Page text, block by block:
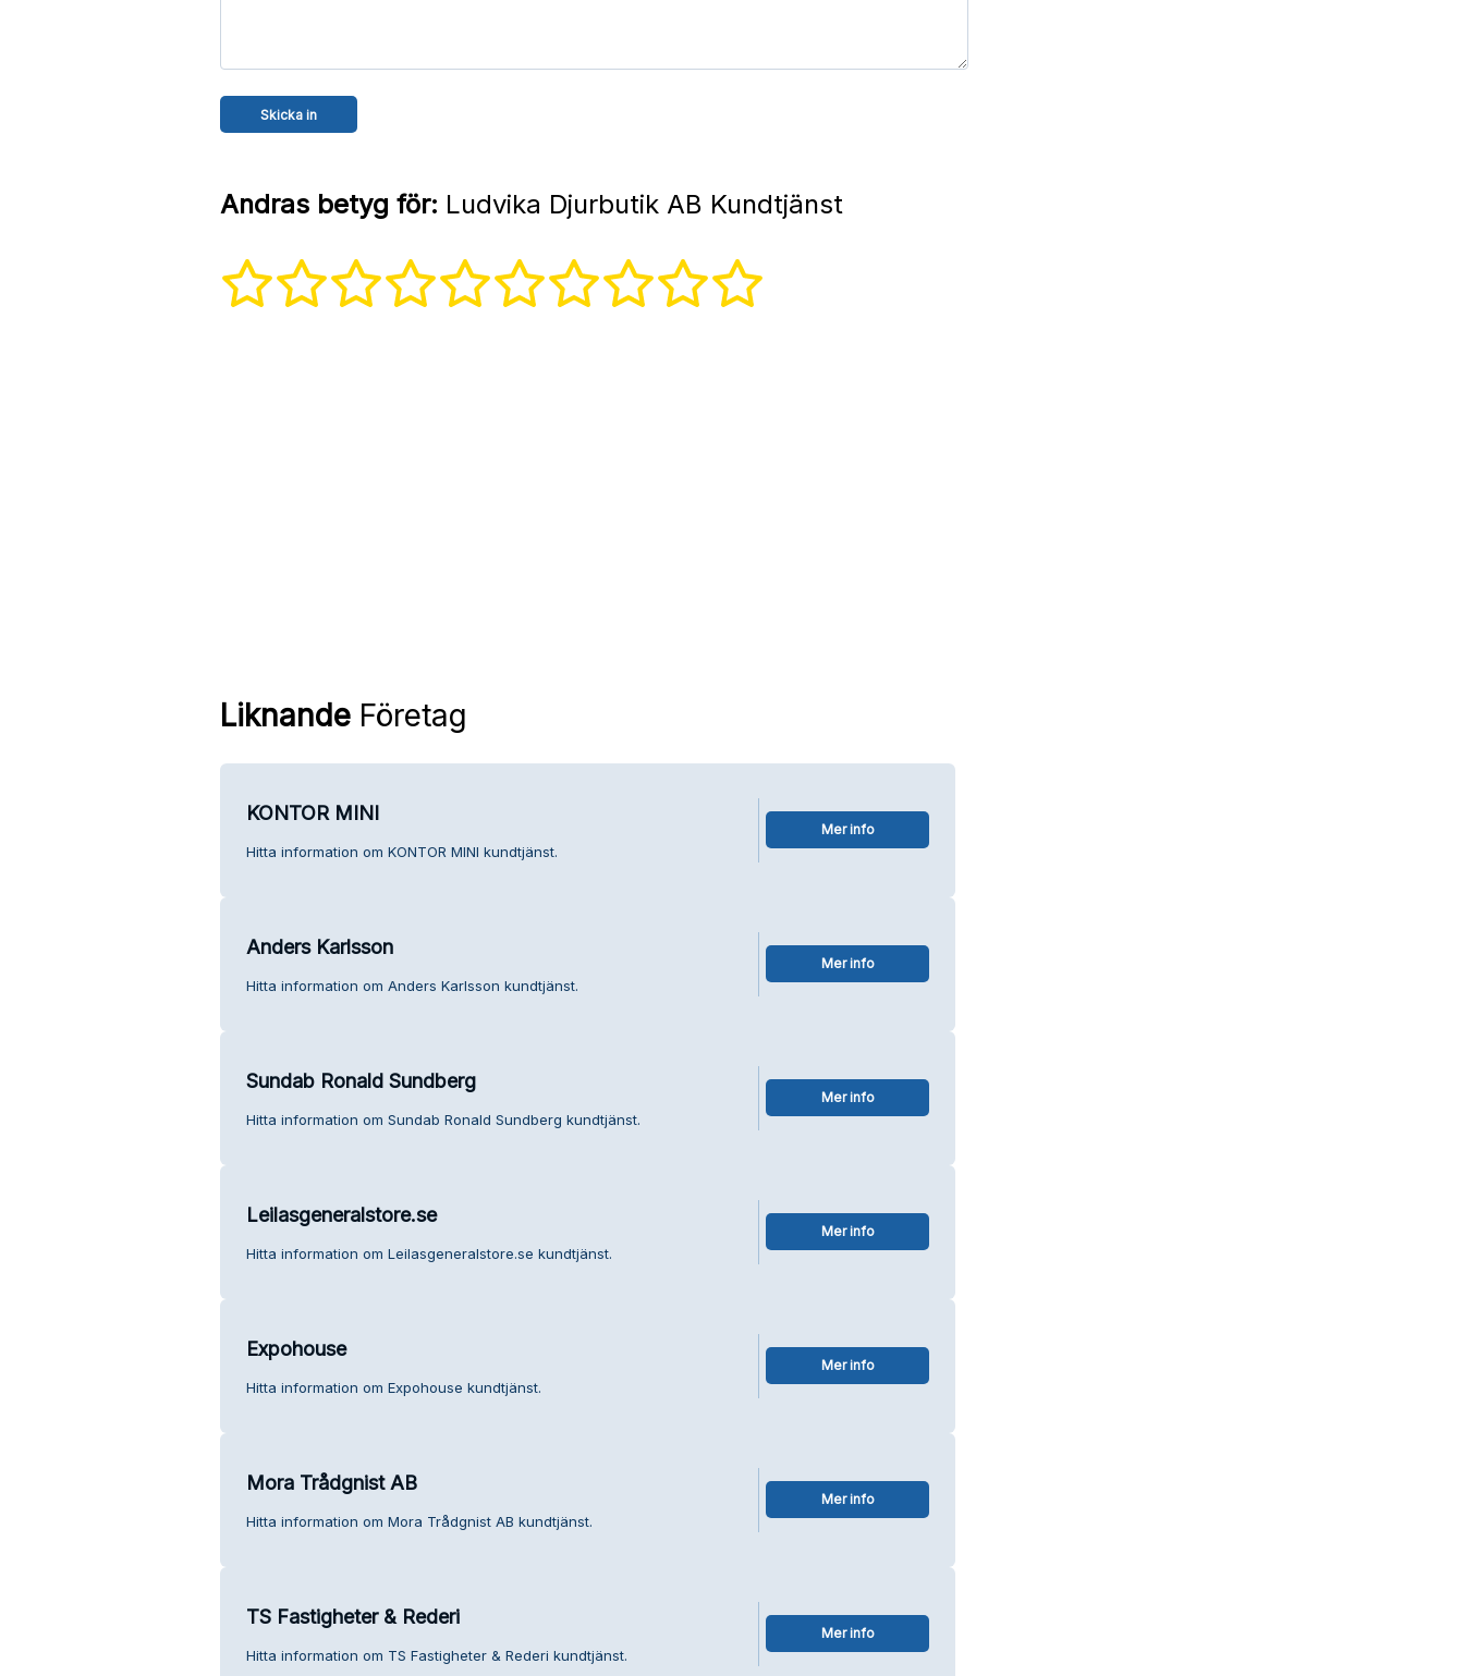
Andras betyg för: Ludvika Djurbutik AB Kundtjänst
LiknandeFöretag
KONTOR MINI
Hitta information om KONTOR MINI kundtjänst.
Mer info
Anders Karlsson
Hitta information om Anders Karlsson kundtjänst.
Mer info
Sundab Ronald Sundberg
Hitta information om Sundab Ronald Sundberg kundtjänst.
Mer info
Leilasgeneralstore.se
Hitta information om Leilasgeneralstore.se kundtjänst.
Mer info
Expohouse
Hitta information om Expohouse kundtjänst.
Mer info
Mora Trådgnist AB
Hitta information om Mora Trådgnist AB kundtjänst.
Mer info
TS Fastigheter & Rederi
Hitta information om TS Fastigheter & Rederi kundtjänst.
Mer info